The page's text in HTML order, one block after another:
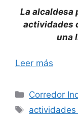
La alcaldesa
actividades
una
Leer más
Categorías
Corredor
Etiquetas